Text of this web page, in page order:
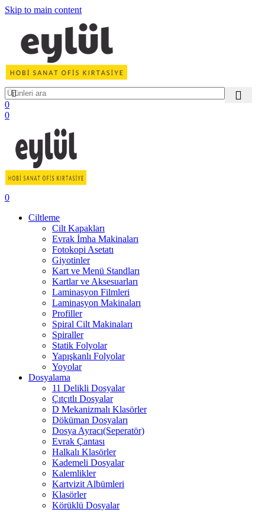
Skip to main content
0
0
0
Ciltleme
Cilt Kapakları
Evrak İmha Makinaları
Fotokopi Asetatı
Giyotinler
Kart ve Menü Standları
Kartlar ve Aksesuarları
Laminasyon Filmleri
Laminasyon Makinaları
Profiller
Spiral Cilt Makinaları
Spiraller
Statik Folyolar
Yapışkanlı Folyolar
Yoyolar
Dosyalama
11 Delikli Dosyalar
Çıtçıtlı Dosyalar
D Mekanizmalı Klasörler
Döküman Dosyaları
Dosya Ayracı(Seperatör)
Evrak Çantası
Halkalı Klasörler
Kademeli Dosyalar
Kalemlikler
Kartvizit Albümleri
Klasörler
Körüklü Dosyalar